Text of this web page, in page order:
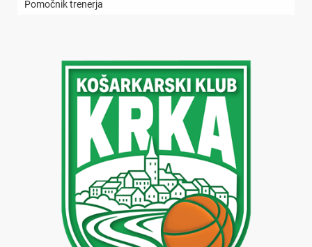
Pomočnik trenerja